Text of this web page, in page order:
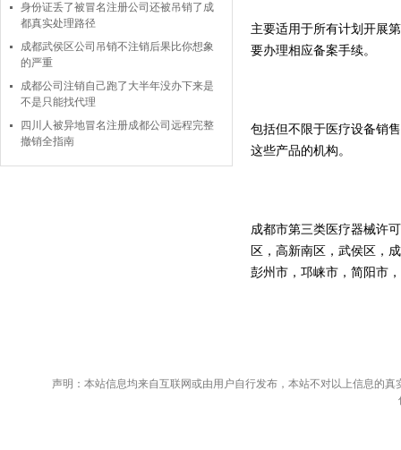
身份证丢了被冒名注册公司还被吊销了成
都真实处理路径
成都武侯区公司吊销不注销后果比你想象
的严重
成都公司注销自己跑了大半年没办下来是
不是只能找代理
四川人被异地冒名注册成都公司远程完整
撤销全指南
主要适用于所有计划开展
要办理相应备案手续。
包括但不限于医疗设备销
这些产品的机构。
成都市第三类医疗器械许
区，高新南区，武侯区，
彭州市，邛崃市，简阳市
声明：本站信息均来自互联网或由用户自行发布，本站不对以上信息的